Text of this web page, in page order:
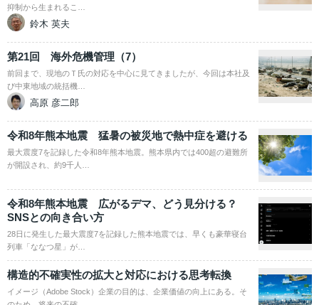
抑制から生まれるこ…
鈴木 英夫
第21回 海外危機管理（7）
前回まで、現地のＴ氏の対応を中心に見てきましたが、今回は本社及
び中東地域の統括機…
高原 彦二郎
令和8年熊本地震 猛暑の被災地で熱中症を避ける
最大震度7を記録した令和8年熊本地震。熊本県内では400超の避難所
が開設され、約9千人…
令和8年熊本地震 広がるデマ、どう見分ける？
SNSとの向き合い方
28日に発生した最大震度7を記録した熊本地震では、早くも豪華寝台
列車「ななつ星」が…
構造的不確実性の拡大と対応における思考転換
イメージ（Adobe Stock）企業の目的は、企業価値の向上にある。そ